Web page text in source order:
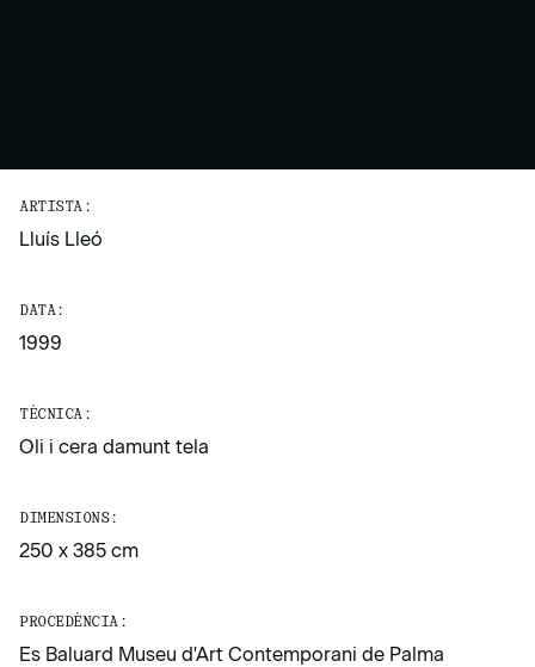
ARTISTA:
Lluís Lleó
DATA:
1999
TÈCNICA:
Oli i cera damunt tela
DIMENSIONS:
250 x 385 cm
PROCEDÈNCIA:
Es Baluard Museu d'Art Contemporani de Palma